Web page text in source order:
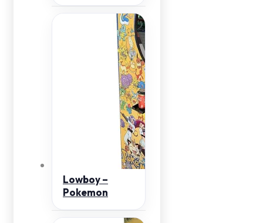
Lowboy –
Pokemon